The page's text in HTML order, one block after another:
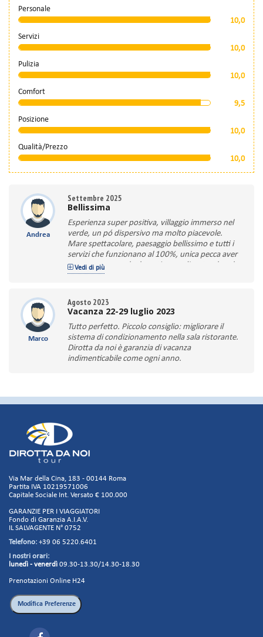
Personale
10,0
Servizi
10,0
Pulizia
10,0
Comfort
9,5
Posizione
10,0
Qualità/Prezzo
10,0
Andrea
Settembre 2025
Bellissima
Esperienza super positiva, villaggio immerso nel
verde, un pó dispersivo ma molto piacevole.
Mare spettacolare, paesaggio bellissimo e tutti i
servizi che funzionano al 100%, unica pecca aver
pagato troppo prler la settimana di settembre, ho
conosciuto persone che hanno pagato di meno e
Vedi di più
Marco
Agosto 2023
Vacanza 22-29 luglio 2023
Tutto perfetto. Piccolo consiglio: migliorare il
sistema di condizionamento nella sala ristorante.
Dirotta da noi è garanzia di vacanza
indimenticabile come ogni anno.
Via Mar della Cina, 183 - 00144 Roma
Partita IVA 10219571006
Capitale Sociale Int. Versato € 100.000
GARANZIE PER I VIAGGIATORI
Fondo di Garanzia A.I.A.V.
IL SALVAGENTE N° 0752
Telefono: +39 06 5220.6401
I nostri orari:
lunedì - venerdì 09.30-13.30/14.30-18.30
Prenotazioni Online H24